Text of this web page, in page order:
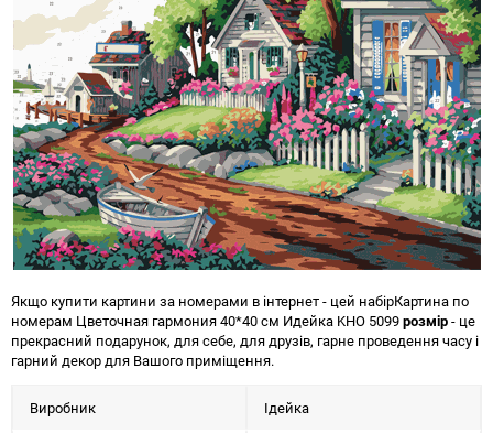
Якщо купити картини за номерами в інтернет - цей набірКартина по
номерам Цветочная гармония 40*40 см Идейка KHO 5099розмір- це
прекрасний подарунок, для себе, для друзів, гарне проведення часу і
гарний декор для Вашого приміщення.
Виробник Ідейка